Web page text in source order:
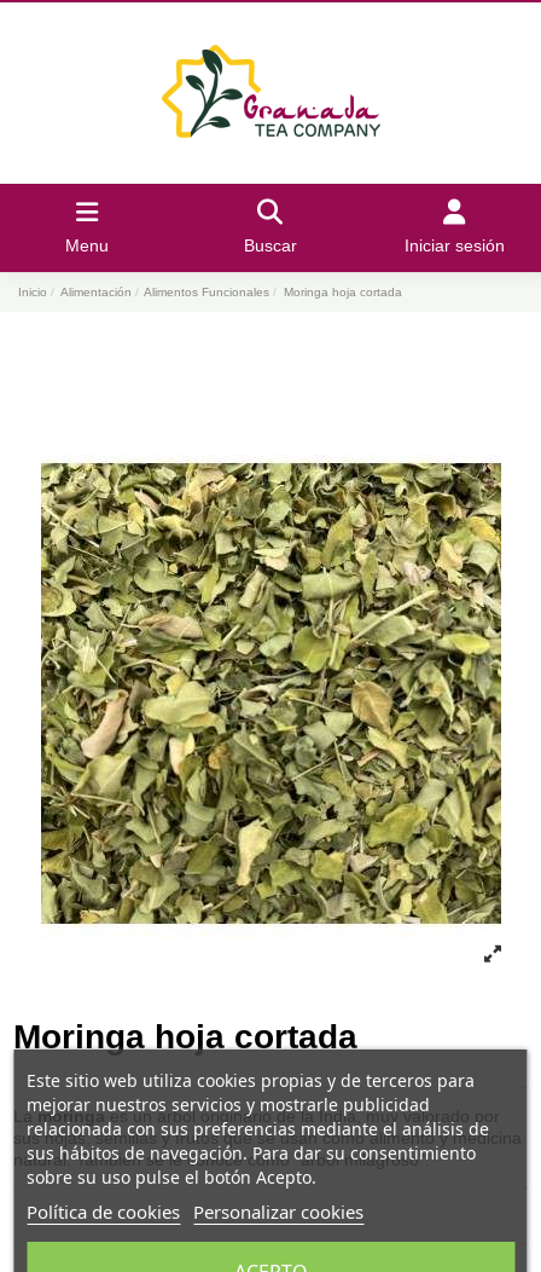
Menu Buscar Iniciar sesión
Inicio Alimentación Alimentos Funcionales Moringa hoja cortada
Moringa hoja cortada
Lamoringaes un árbol originario de la India, muy valorado por
sus hojas, semillas y frutos que se usan como alimento y medicina
natural. También se le conoce como "árbol milagroso".
Este sitio web utiliza cookies propias y de terceros para
mejorar nuestros servicios y mostrarle publicidad
relacionada con sus preferencias mediante el análisis de
sus hábitos de navegación. Para dar su consentimiento
sobre su uso pulse el botón Acepto.
Política de cookies Personalizar cookies